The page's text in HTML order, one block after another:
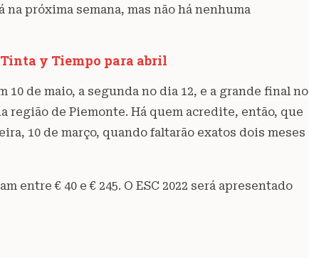
próxima semana, mas não há nenhuma
y Tiempo para abril
de maio, a segunda no dia 12, e a grande final no
região de Piemonte. Há quem acredite, então, que
10 de março, quando faltarão exatos dois meses
entre € 40 e € 245. O ESC 2022 será apresentado